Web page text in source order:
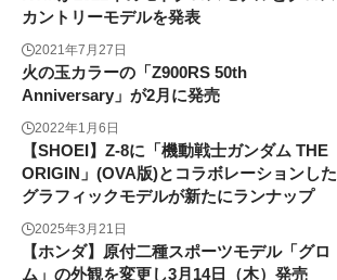
カントリーモデルを発表
2021年7月27日
火の玉カラーの「Z900RS 50th
Anniversary」が2月に発売
2022年1月6日
【SHOEI】Z-8に「機動戦士ガンダム THE
ORIGIN」(OVA版)とコラボレーションした
グラフィックモデルが新たにランナップ
2025年3月21日
【ホンダ】原付二種スポーツモデル「グロ
ム」の外観を変更し3月14日（木）発売